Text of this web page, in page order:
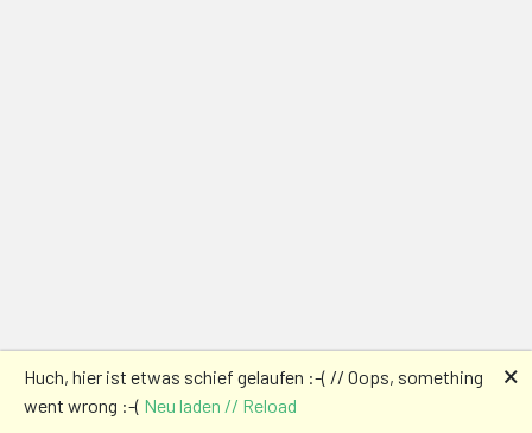
Huch, hier ist etwas schief gelaufen :-( // Oops, something
went wrong :-( Neu laden // Reload
🗙